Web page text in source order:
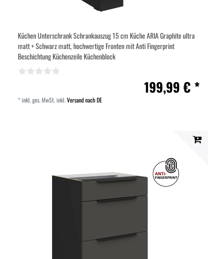
Küchen Unterschrank Schrankauszug 15 cm Küche ARIA Graphite ultra
matt + Schwarz matt, hochwertige Fronten mit Anti Fingerprint
Beschichtung Küchenzeile Küchenblock
199,99 € *
*inkl. ges. MwSt.inkl.Versand nach DE